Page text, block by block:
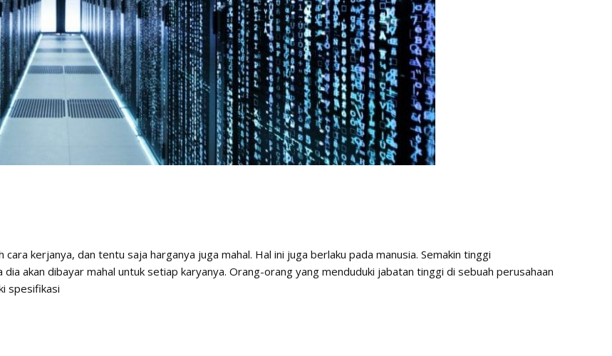
kerjanya, dan tentu saja harganya juga mahal. Hal ini juga berlaku pada manusia. Semakin tinggi
akan dibayar mahal untuk setiap karyanya. Orang-orang yang menduduki jabatan tinggi di sebuah perusahaan
spesifikasi